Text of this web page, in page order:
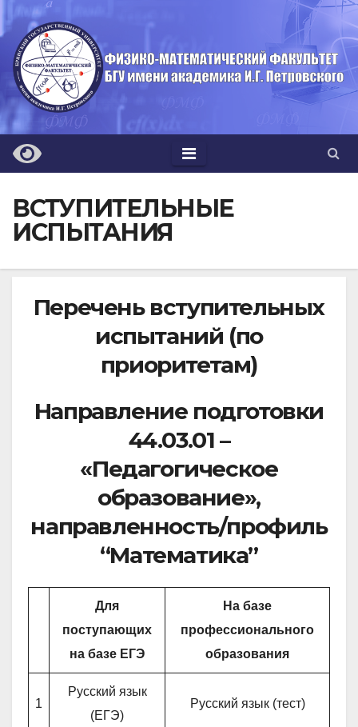
Перейти
к
содержимому
ВСТУПИТЕЛЬНЫЕ
ИСПЫТАНИЯ
Перечень вступительных
испытаний (по
приоритетам)
Направление подготовки
44.03.01 –
«Педагогическое
образование»,
направленность/профиль
“Математика”
Для
поступающих
на базе ЕГЭ
На базе
профессионального
образования
1
Русский язык
(ЕГЭ)
Русский язык (тест)